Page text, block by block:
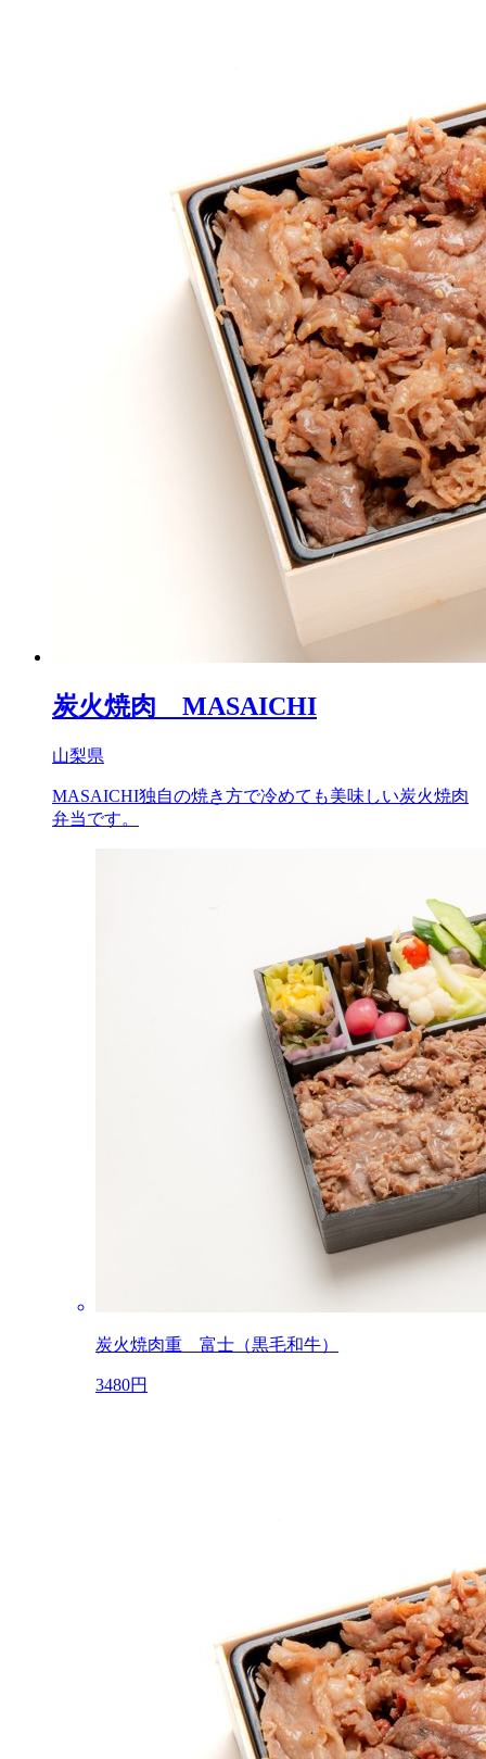
炭火焼肉 MASAICHI
山梨県
MASAICHI独自の焼き方で冷めても美味しい炭火焼肉
弁当です。
炭火焼肉重 富士（黒毛和牛）
3480円